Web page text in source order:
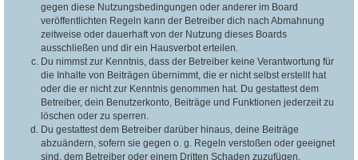
gegen diese Nutzungsbedingungen oder anderer im Board
veröffentlichten Regeln kann der Betreiber dich nach Abmahnung
zeitweise oder dauerhaft von der Nutzung dieses Boards
ausschließen und dir ein Hausverbot erteilen.
Du nimmst zur Kenntnis, dass der Betreiber keine Verantwortung für
die Inhalte von Beiträgen übernimmt, die er nicht selbst erstellt hat
oder die er nicht zur Kenntnis genommen hat. Du gestattest dem
Betreiber, dein Benutzerkonto, Beiträge und Funktionen jederzeit zu
löschen oder zu sperren.
Du gestattest dem Betreiber darüber hinaus, deine Beiträge
abzuändern, sofern sie gegen o. g. Regeln verstoßen oder geeignet
sind, dem Betreiber oder einem Dritten Schaden zuzufügen.